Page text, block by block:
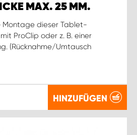
MAX. 25 MM.
Montage dieser Tablet-
ProClip oder z. B. einer
(Rücknahme/Umtausch
HINZUFÜGEN